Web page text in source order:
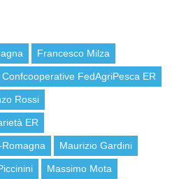
Francesco Milza
Confcooperative FedAgriPesca ER
Rossi
ER
Maurizio Gardini
Massimo Mota